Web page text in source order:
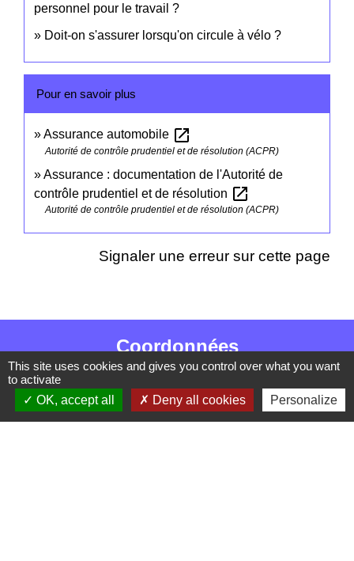
personnel pour le travail ?
Doit-on s'assurer lorsqu'on circule à vélo ?
Pour en savoir plus
Assurance automobile open_in_new
Autorité de contrôle prudentiel et de résolution (ACPR)
Assurance : documentation de l'Autorité de
contrôle prudentiel et de résolution open_in_new
Autorité de contrôle prudentiel et de résolution (ACPR)
Signaler une erreur sur cette page
Coordonnées
Commune de Barzan
5 Route de la Treille
17120 Barzan - FRANCE
This site uses cookies and gives you control over what you want
to activate
OK, accept all
Deny all cookies Personalize